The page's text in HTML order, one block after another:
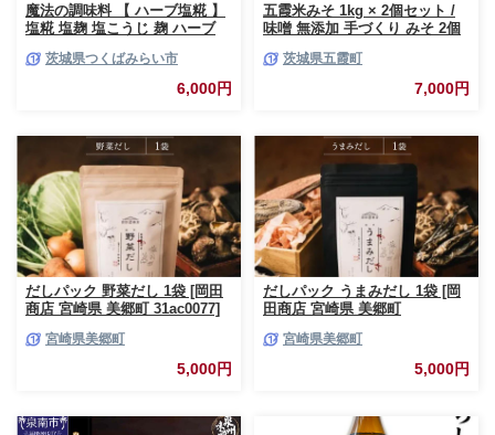
魔法の調味料 【 ハーブ塩糀 】
塩糀 塩麹 塩こうじ 麹 ハーブ
NT]茨城県つくばみらい市
6,000円
五霞米みそ 1kg × 2個セット /
味噌 無添加 手づくり みそ 2個
米 大豆 国産原料 茨城県 五霞町
茨城県五霞町
7,000円
だしパック 野菜だし 1袋 [岡田
商店 宮崎県 美郷町 31ac0077]
たけ 無塩
宮崎県美郷町
5,000円
だしパック うまみだし 1袋 [岡
田商店 宮崎県 美郷町
パック しいたけ 無塩
宮崎県美郷町
5,000円